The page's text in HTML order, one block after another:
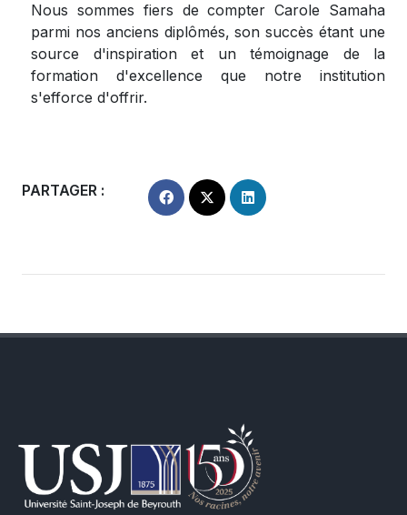
Nous sommes fiers de compter Carole Samaha
parmi nos anciens diplômés, son succès étant une
source d'inspiration et un témoignage de la
formation d'excellence que notre institution
s'efforce d'offrir.
PARTAGER :